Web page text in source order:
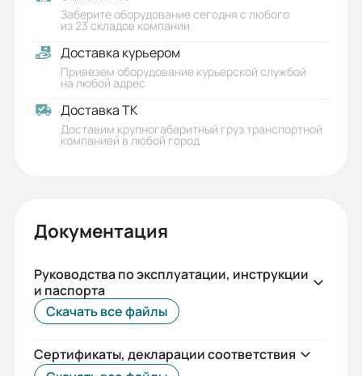
ЛГМ
Частота вращения
электродвигателя n, об/мин:
Вес (кг):
Заберите оборудование сегодня с любого
из 23 складов компании
Доставка курьером
Привезем оборудование курьерской службой
на любой адрес
Доставка ТК
Доставим крупногабаритный груз транспортной
компанией в любой город
Документация
Руководства по эксплуатации, инструкции
и паспорта
Скачать все файлы
Сертификаты, декларации соответствия